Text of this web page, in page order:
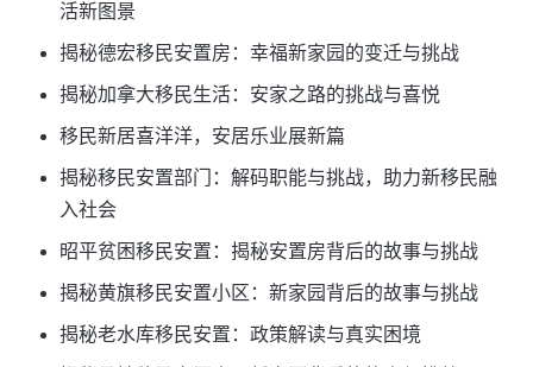
活新图景
揭秘德宏移民安置房：幸福新家园的变迁与挑战
揭秘加拿大移民生活：安家之路的挑战与喜悦
移民新居喜洋洋，安居乐业展新篇
揭秘移民安置部门：解码职能与挑战，助力新移民融
入社会
昭平贫困移民安置：揭秘安置房背后的故事与挑战
揭秘黄旗移民安置小区：新家园背后的故事与挑战
揭秘老水库移民安置：政策解读与真实困境